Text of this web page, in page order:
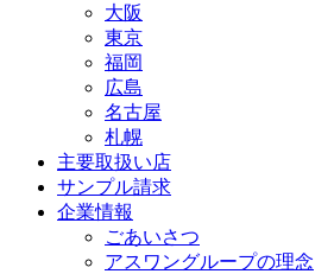
大阪
東京
福岡
広島
名古屋
札幌
主要取扱い店
サンプル請求
企業情報
ごあいさつ
アスワングループの理念